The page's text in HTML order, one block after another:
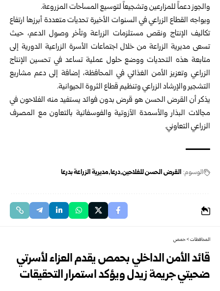
والجوز دعماً للمزارعين وتشجيعاً لتوسيع المساحات المزروعة.
ويواجه القطاع الزراعي في السنوات الأخيرة تحديات متعددة أبرزها ارتفاع
تكاليف الإنتاج ونقص مستلزمات الزراعة وتأخر وصول الدعم، حيث
تسعى مديرية الزراعة من خلال اجتماعات الأسرة الزراعية الدورية إلى
متابعة هذه التحديات ووضع حلول عملية تساعد في تحسين الإنتاج
الزراعي وتعزيز الأمن الغذائي في المحافظة، إضافة إلى دعم مشاريع
التشجير والإرشاد الزراعي وتنظيم قطاع الثروة الحيوانية.
يذكر أن القرض الحسن هو قرض بدون فوائد يستفيد منه الفلاحون في
مجالات البذار والأسمدة الآزوتية والفوسفاتية بالتعاون مع المصرف
الزراعي التعاوني.
الوسوم: القرض الحسن للفلاحين درعا مديرية الزراعة بدرعا
المحافظات>حمص
قائد الأمن الداخلي بحمص يقدم العزاء لأسرتي
ضحيتي جريمة زيدل ويؤكد استمرار التحقيقات